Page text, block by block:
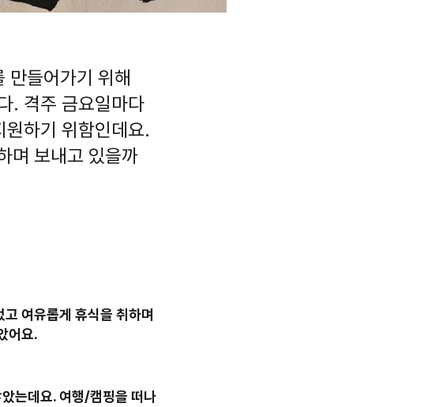
만들어가기 위해
. 격주 금요일마다
하기 위함인데요.
며 보내고 있을까
여유롭게 휴식을 취하며
어요.
는데요. 여행/캠핑을 떠나